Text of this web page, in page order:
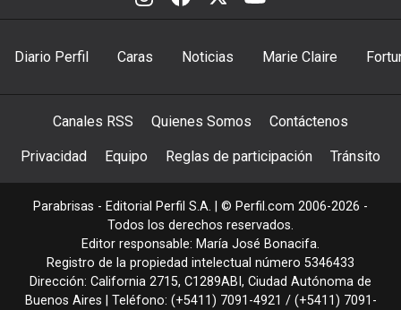
Diario Perfil Caras Noticias Marie Claire
Canales RSS Quienes Somos Contáctenos
Privacidad Equipo Reglas de participación Tránsito
Parabrisas - Editorial Perfil S.A. | © Perfil.com 2006-2026 -
Todos los derechos reservados.
Editor responsable: María José Bonacifa.
Registro de la propiedad intelectual número 5346433
Dirección: California 2715, C1289ABI , Ciudad Autónoma de
Buenos Aires | Teléfono: (+5411) 7091-4921 / (+5411) 7091-